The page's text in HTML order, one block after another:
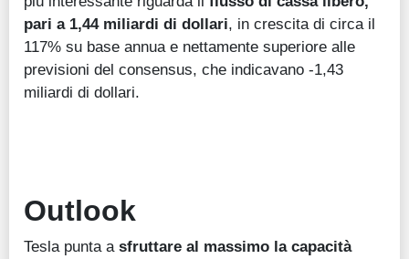
pari a 1,44 miliardi di dollari, in crescita di circa il
117% su base annua e nettamente superiore alle
previsioni del consensus, che indicavano -1,43
miliardi di dollari.
Outlook
Tesla punta a sfruttare al massimo la capacità